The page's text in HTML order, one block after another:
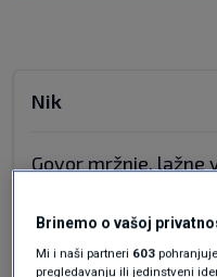
Nik
Govor mržnje, lažne
se društvenim
osporavale štetnost
Brinemo o vašoj
Mi i naši partneri 603
pregledavanju ili jedinstveni